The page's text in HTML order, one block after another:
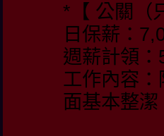
*【 公關（
日保薪：
週薪計領
工作內容
面基本整潔